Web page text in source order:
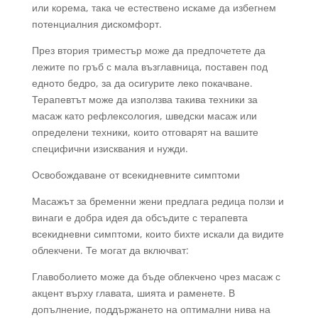
или корема, така че естествено искаме да избегнем
потенциалния дискомфорт.
През втория триместър може да предпочетете да
лежите по гръб с мала възглавница, поставен под
едното бедро, за да осигурите леко покачване.
Терапевтът може да използва такива техники за
масаж като рефлексология, шведски масаж или
определени техники, които отговарят на вашите
специфични изисквания и нужди.
Освобождаване от всекидневните симптоми
Масажът за бременни жени предлага редица ползи и
винаги е добра идея да обсъдите с терапевта
всекидневни симптоми, които бихте искали да видите
облекчени. Те могат да включват:
Главоболието може да бъде облекчено чрез масаж с
акцент върху главата, шията и раменете. В
допълнение, поддържането на оптимални нива на